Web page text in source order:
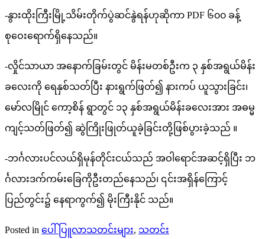
-နွားထိုးကြီးမြို့သိမ်းတိုက်ပွဲဆင်နွဲရန်ဟုဆိုကာ PDF ၆၀၀ ခန့်
စုဝေးရောက်ရှိနေသည်။
-လှိုင်သာယာ အနောက်ခြမ်းတွင် မိန်းမတစ်ဦးက ၃ နှစ်အရွယ်မိန်း
ခလေးကို ရေနှစ်သတ်ပြီး နားရွက်ဖြတ်၍ နားကပ် ယူသွားခြင်း၊
မော်လမြိုင် ကော့စိန် ရွာတွင် ၁၃ နှစ်အရွယ်မိန်းခလေးအား အဓမ္မ
ကျင့်သတ်ဖြတ်၍ ဆွဲကြိုးဖြုတ်ယူခဲ့ခြင်းတို့ဖြစ်ပွားခဲ့သည် ။
-ဘင်္ဂလားပင်လယ်ရှိမုန်တိုင်းငယ်သည် အဝါရောင်အဆင့်ရှိပြီး ဘ
င်္ဂလားဒက်ကမ်းခြေကိုဦးတည်နေသည်၊ ၎င်းအရှိန်ကြောင့်
ပြည်တွင်း၌ နေရာကွက်၍ မိုးကြီးနိုင် သည်။
Posted in ပေါ်ပြူလာသတင်းများ, သတင်း